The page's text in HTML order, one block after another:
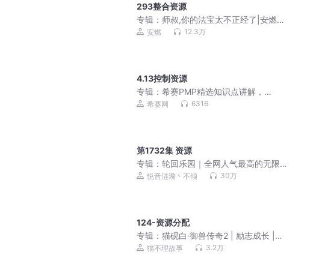
293整合资源
专辑： 师叔,你的法宝太不正经了|安燃穿
越爆笑修仙|法宝不正经VIP免费有声小
安燃 12.3万
4.13控制资源
专辑： 希赛PMP精选知识点讲解，
PMP2021版音频讲解
希赛网 6316
第1732集 资源
专辑： 轮回乐园｜全网人气最高的无限
流 悦音涟漪丶不倾 30万
124-资源分配
专辑： 猫砚白·御兽传奇2 | 励志成长 |猫
不理故事
猫不理故事 3.2万